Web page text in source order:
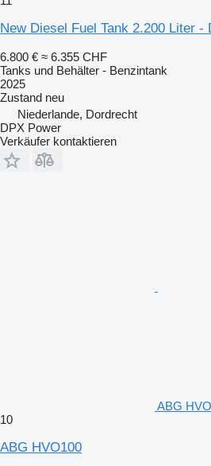
New Diesel Fuel Tank 2.200 Liter -
6.800 € ≈ 6.355 CHF
Tanks und Behälter - Benzintank
2025
Zustand neu
Niederlande, Dordrecht
DPX Power
Verkäufer kontaktieren
ABG
10
ABG HVO100